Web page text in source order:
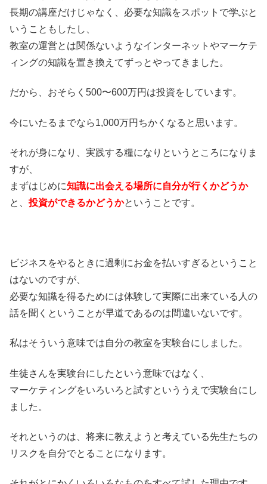
長期の講座だけじゃなく、必要な知識をスポットで学ぶと
いうこともしたし、
教室の運営とは関係ないようなインターネットやマーケテ
ィングの知識を置き換えてずっとやってきました。
だから、おそらく500〜600万円は投資をしています。
今にいたるまでなら1,000万円ちかくなると思います。
それが身になり、実践する糧になりというところになりま
すが、
まずはじめに知識に出会える場所に自分が行くかどうか
と、投資ができるかどうかということです。
ビジネスをやるときに過剰にお金を払いすぎるということ
はないのですが、
必要な知識を得るためには体験して実際に出来ている人の
話を聞くということが早道であるのは間違いないです。
私はそういう意味では自分の教室を実験台にしました。
生徒さんを実験台にしたという意味ではなく、
マーケティングをいろいろと試すといううえで実験台にし
ました。
それというのは、将来に教えようと考えている先生たちの
リスクを自分でとることになります。